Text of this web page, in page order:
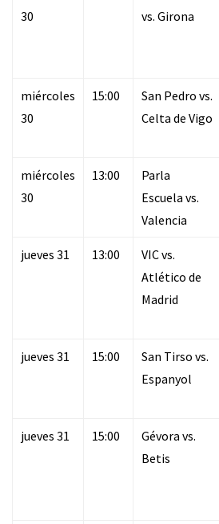
30
vs. Girona
miércoles
30
15:00
San Pedro vs.
Celta de Vigo
miércoles
30
13:00
Parla
Escuela vs.
Valencia
jueves 31 13:00
VIC vs.
Atlético de
Madrid
jueves 31 15:00
San Tirso vs.
Espanyol
jueves 31 15:00
Gévora vs.
Betis